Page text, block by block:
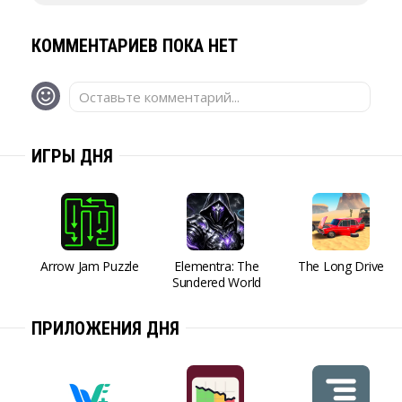
КОММЕНТАРИЕВ ПОКА НЕТ
Оставьте комментарий...
ИГРЫ ДНЯ
Arrow Jam Puzzle
Elementra: The
Sundered World
The Long Drive
ПРИЛОЖЕНИЯ ДНЯ